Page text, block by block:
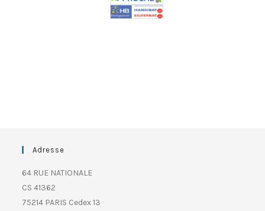
Adresse
64 RUE NATIONALE
CS 41362
75214 PARIS Cedex 13